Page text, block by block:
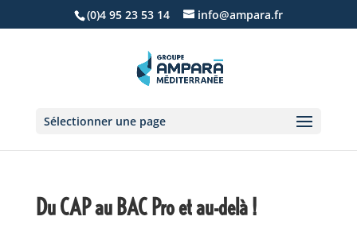
(0)4 95 23 53 14 info@ampara.fr
Sélectionner une page
Du CAP au BAC Pro et au-delà !